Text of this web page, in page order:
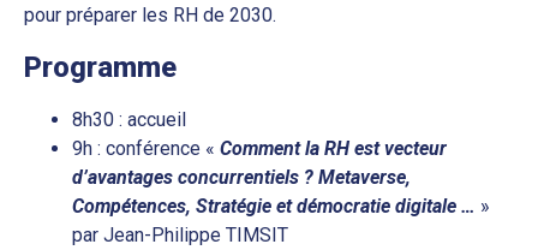
pour préparer les RH de 2030.
Programme
8h30 : accueil
9h : conférence « Comment la RH est vecteur
d’avantages concurrentiels ? Metaverse,
Compétences, Stratégie et démocratie digitale … »
par Jean-Philippe TIMSIT